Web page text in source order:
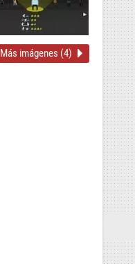
Más imágenes (4)